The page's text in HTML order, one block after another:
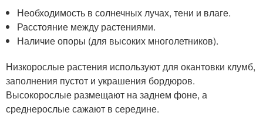
Необходимость в солнечных лучах, тени и влаге.
Расстояние между растениями.
Наличие опоры (для высоких многолетников).
Низкорослые растения используют для окантовки клумб,
заполнения пустот и украшения бордюров.
Высокорослые размещают на заднем фоне, а
среднерослые сажают в середине.